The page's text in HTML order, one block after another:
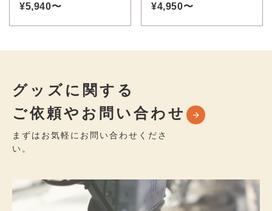
¥5,940〜
¥4,950〜
グッズに関する
ご依頼やお問い合わせ
まずはお気軽にお問い合わせくださ
い。